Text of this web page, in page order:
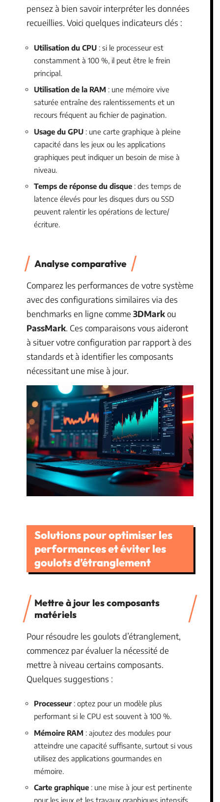
pensez à bien savoir interpréter les données
recueillies. Voici quelques indicateurs clés :
Utilisation du CPU : si le processeur est
constamment à 100 %, il peut être le frein
principal.
Utilisation de la RAM : une mémoire vive
saturée entraîne des ralentissements et un
recours fréquent au fichier de pagination.
Usage du GPU : une carte graphique à pleine
capacité dans les jeux ou les applications
graphiques peut indiquer un besoin de mise à
niveau.
Temps de réponse du disque : des temps de
latence élevés pour les disques durs ou SSD
peuvent ralentir les opérations de lecture/
écriture.
Analyse comparative
Comparez les performances de votre système
avec des configurations similaires via des
benchmarks en ligne comme 3DMarkou
PassMark. Ces comparaisons vous aideront
à situer votre configuration par rapport à des
standards et à identifier les composants
nécessitant une mise à jour.
Solutions pour optimiser les
performances et éviter les
goulots d’étranglement
Mettre à jour les composants
matériels
Pour résoudre les goulots d’étranglement,
commencez par évaluer la nécessité de
mettre à niveau certains composants.
Quelques suggestions :
Processeur : optez pour un modèle plus
performant si le CPU est souvent à 100 %.
Mémoire RAM : ajoutez des modules pour
atteindre une capacité suffisante, surtout si vous
utilisez des applications gourmandes en
mémoire.
Carte graphique : une mise à jour est pertinente
pour les jeux et les travaux graphiques intensifs.